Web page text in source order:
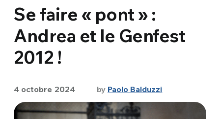
Se faire « pont » :
Andrea et le Genfest
2012 !
4 octobre 2024 by Paolo Balduzzi